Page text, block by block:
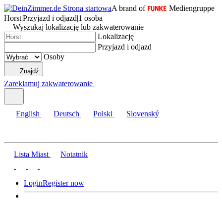
A brand of
Mediengruppe
Horst|Przyjazd i odjazd|1 osoba
Wyszukaj lokalizację lub zakwaterowanie
Lokalizację
Przyjazd i odjazd
Osoby
Znajdź
Zareklamuj zakwaterowanie
English Deutsch Polski Slovenský
Lista Miast Notatnik
LoginRegister now